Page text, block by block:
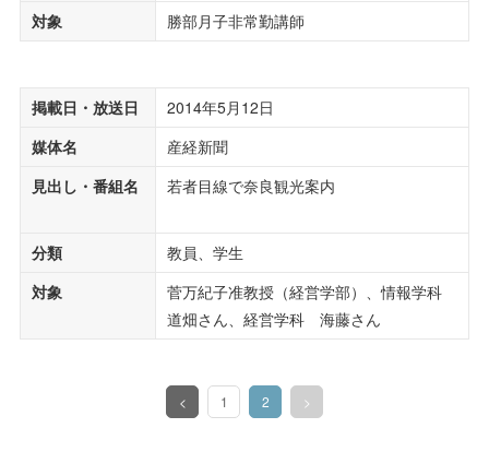
対象
勝部月子非常勤講師
掲載日・放送日
2014年5月12日
媒体名
産経新聞
見出し・番組名
若者目線で奈良観光案内
分類
教員、学生
対象
菅万紀子准教授（経営学部）、情報学科
道畑さん、経営学科 海藤さん
< 1 2
（このページ）
>